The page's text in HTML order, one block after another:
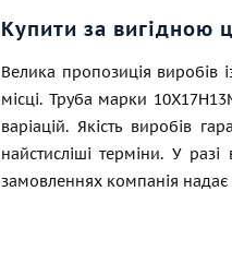
Купити за вигідною
Велика пропозиція виробів
місці. Труба марки
варіацій. Якість виробів
найстисліші терміни. У
замовленнях компанія надає